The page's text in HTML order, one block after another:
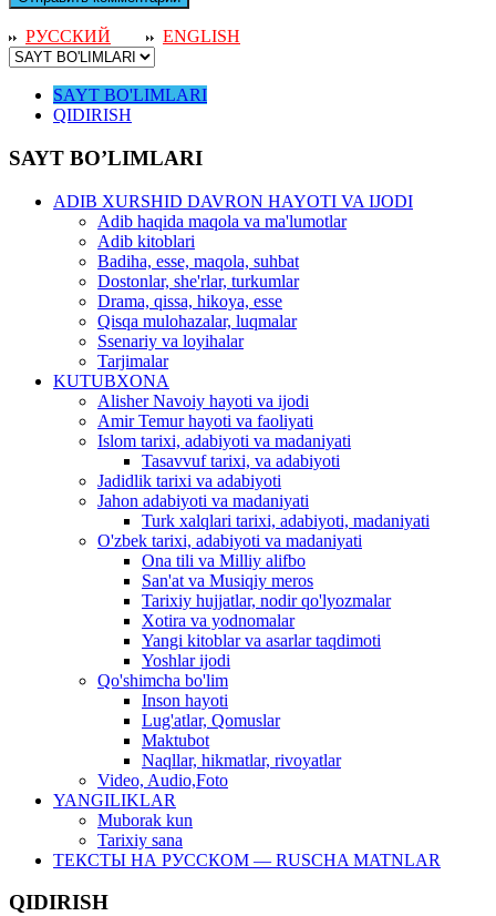
РУССКИЙ ENGLISH
SAYT BO'LIMLARI
QIDIRISH
SAYT BO’LIMLARI
ADIB XURSHID DAVRON HAYOTI VA IJODI
Adib haqida maqola va ma'lumotlar
Adib kitoblari
Badiha, esse, maqola, suhbat
Dostonlar, she'rlar, turkumlar
Drama, qissa, hikoya, esse
Qisqa mulohazalar, luqmalar
Ssenariy va loyihalar
Tarjimalar
KUTUBXONA
Alisher Navoiy hayoti va ijodi
Amir Temur hayoti va faoliyati
Islom tarixi, adabiyoti va madaniyati
Tasavvuf tarixi, va adabiyoti
Jadidlik tarixi va adabiyoti
Jahon adabiyoti va madaniyati
Turk xalqlari tarixi, adabiyoti, madaniyati
O'zbek tarixi, adabiyoti va madaniyati
Ona tili va Milliy alifbo
San'at va Musiqiy meros
Tarixiy hujjatlar, nodir qo'lyozmalar
Xotira va yodnomalar
Yangi kitoblar va asarlar taqdimoti
Yoshlar ijodi
Qo'shimcha bo'lim
Inson hayoti
Lug'atlar, Qomuslar
Maktubot
Naqllar, hikmatlar, rivoyatlar
Video, Audio,Foto
YANGILIKLAR
Muborak kun
Tarixiy sana
ТЕКСТЫ НА РУССКОМ — RUSCHA MATNLAR
QIDIRISH